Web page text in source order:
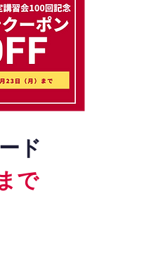
ド
で